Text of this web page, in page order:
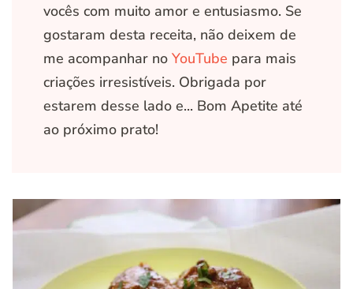
vocês com muito amor e entusiasmo. Se
gostaram desta receita, não deixem de
me acompanhar no YouTube para mais
criações irresistíveis. Obrigada por
estarem desse lado e... Bom Apetite até
ao próximo prato!